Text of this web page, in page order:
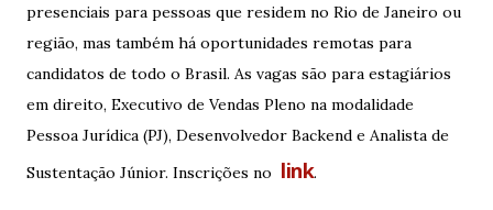
presenciais para pessoas que residem no Rio de Janeiro ou
região, mas também há oportunidades remotas para
candidatos de todo o Brasil. As vagas são para estagiários
em direito, Executivo de Vendas Pleno na modalidade
Pessoa Jurídica (PJ), Desenvolvedor Backend e Analista de
Sustentação Júnior. Inscrições no link.